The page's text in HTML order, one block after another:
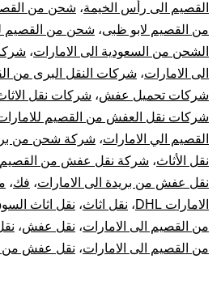
القصيم الى رأس الخيمة، شحن من
من القصيم لابو ظبى، شحن من القصيم
الشحن من السعودية الى الامارات،
الى الامارات، شركات النقل البرى من
شركات تحميل عفش، شركات نقل
شركات نقل العفش من القصيم
القصيم الي الامارات، شركة شحن من
نقل الأثاث، شركة نقل عفش من القصيم
نقل عفش من بريدة الى الامارات، فك،
الامارات DHL
، نقل اثاث، نقل اثاث
من القصيم الى الامارات، نقل عفش،
من القصيم الى الامارات، نقل عفش من